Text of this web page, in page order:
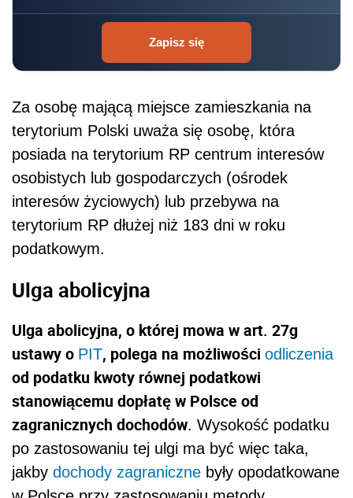
Zapisz się
Za osobę mającą miejsce zamieszkania na
terytorium Polski uważa się osobę, która
posiada na terytorium RP centrum interesów
osobistych lub gospodarczych (ośrodek
interesów życiowych) lub przebywa na
terytorium RP dłużej niż 183 dni w roku
podatkowym.
Ulga abolicyjna
Ulga abolicyjna, o której mowa w art. 27g
ustawy o PIT, polega na możliwości odliczenia
od podatku kwoty równej podatkowi
stanowiącemu dopłatę w Polsce od
zagranicznych dochodów. Wysokość podatku
po zastosowaniu tej ulgi ma być więc taka,
jakby dochody zagraniczne były opodatkowane